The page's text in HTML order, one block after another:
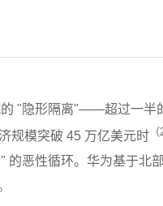
"隐形隔离"——超过一半
规模突破 45 万亿美元时 （
的恶性循环。华为基于北